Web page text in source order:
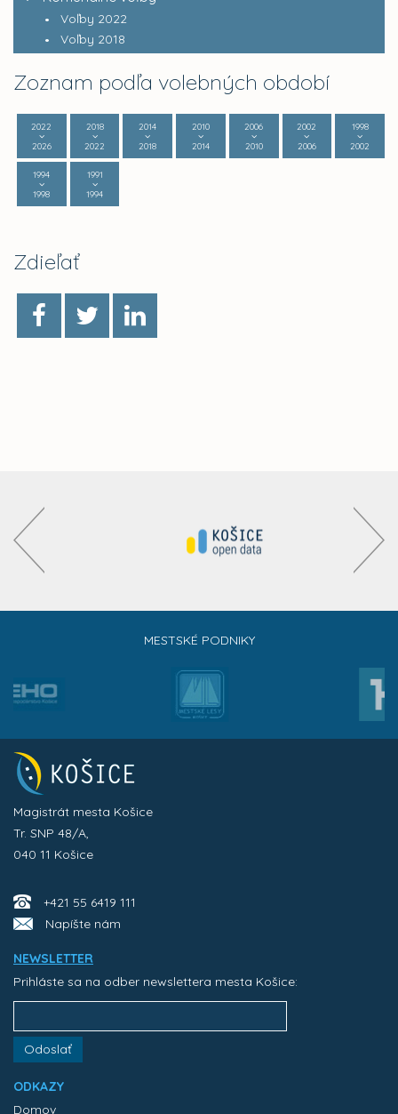
Voľby 2022
Voľby 2018
Zoznam podľa volebných období
2022
2026
2018
2022
2014
2018
2010
2014
2006
2010
2002
2006
1998
2002
1994
1998
1991
1994
Zdieľať
MESTSKÉ PODNIKY
Magistrát mesta Košice
Tr. SNP 48/A,
040 11 Košice
+421 55 6419 111
Napíšte nám
NEWSLETTER
Prihláste sa na odber newslettera mesta Košice:
Odoslať
ODKAZY
Domov